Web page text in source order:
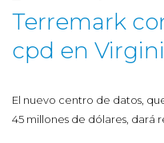
Terremark
cpd en
El nuevo centro de datos,
45 millones de dólares, dará